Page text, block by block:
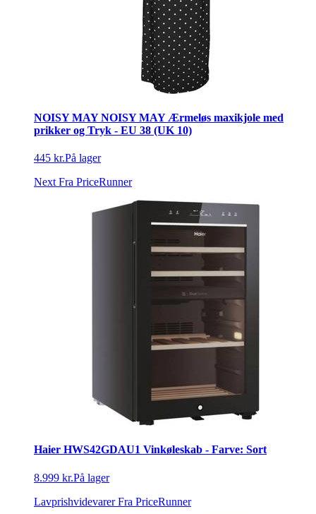
NOISY MAY NOISY MAY Ærmeløs maxikjole med
prikker og Tryk - EU 38 (UK 10)
445 kr.På lager
Next Fra PriceRunner
Haier HWS42GDAU1 Vinkøleskab - Farve: Sort
8.999 kr.På lager
Lavprishvidevarer Fra PriceRunner